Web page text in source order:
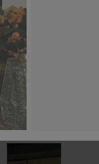
AYUDA
una selección de
explicación de las
su significado.
todo:
de seguimiento y
de terceros.
de terceros o los
en las casillas de